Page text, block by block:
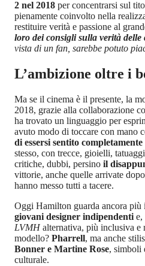
2 nel 2018 per concentrarsi sul
pienamente coinvolto nella
restituire verità e passione al
loro dei consigli sulla verità delle
vista di un fan, sarebbe potuto
L’ambizione oltre i
Ma se il cinema è il presente, la
2018, grazie alla collaborazione
ha trovato un linguaggio per
avuto modo di toccare con mano
di essersi sentito
stesso, con trecce, gioielli,
critiche, dubbi, persino il
vittorie, anche quelle arrivate
hanno messo tutti a tacere.
Oggi Hamilton guarda ancora più
giovani designer indipendenti e,
LVMHalternativa, più inclusiva e
modello? Pharrell, ma anche
Bonner e Martine Rose, simboli
culturale.